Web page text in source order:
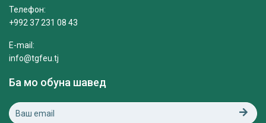
Телефон:
+992 37 231 08 43
E-mail:
info@tgfeu.tj
Ба мо обуна шавед